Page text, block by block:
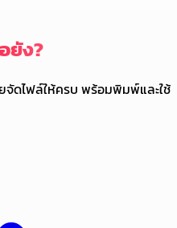
ยัง?
จัดไฟล์ให้ครบ พร้อมพิมพ์และใช้